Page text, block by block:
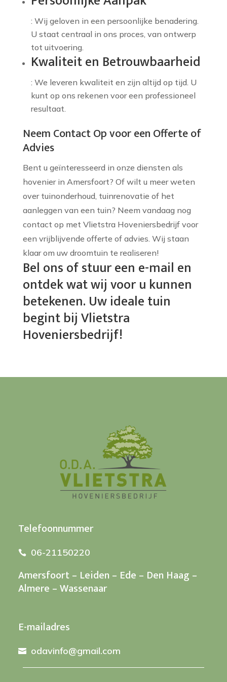
: Wij geloven in een persoonlijke benadering.
U staat centraal in ons proces, van ontwerp
tot uitvoering.
Kwaliteit en Betrouwbaarheid
: We leveren kwaliteit en zijn altijd op tijd. U
kunt op ons rekenen voor een professioneel
resultaat.
Neem Contact Op voor een Offerte of
Advies
Bent u geïnteresseerd in onze diensten als
hovenier in Amersfoort? Of wilt u meer weten
over tuinonderhoud, tuinrenovatie of het
aanleggen van een tuin? Neem vandaag nog
contact op met Vlietstra Hoveniersbedrijf voor
een vrijblijvende offerte of advies. Wij staan
klaar om uw droomtuin te realiseren!
Bel ons of stuur een e-mail en
ontdek wat wij voor u kunnen
betekenen. Uw ideale tuin
begint bij Vlietstra
Hoveniersbedrijf!
Telefoonnummer
 06-21150220
Amersfoort – Leiden – Ede – Den Haag –
Almere – Wassenaar
E-mailadres
 odavinfo@gmail.com